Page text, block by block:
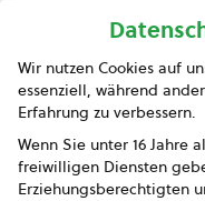
Wir nutzen Cookies auf
essenziell, während
Erfahrung zu verbessern.
Wenn Sie unter 16 Jahre
freiwilligen Diensten
Erziehungsberechtigten